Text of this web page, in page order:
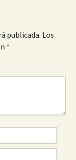
publicada. Los
*